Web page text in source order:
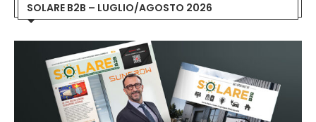
SOLARE B2B – LUGLIO/AGOSTO 2026